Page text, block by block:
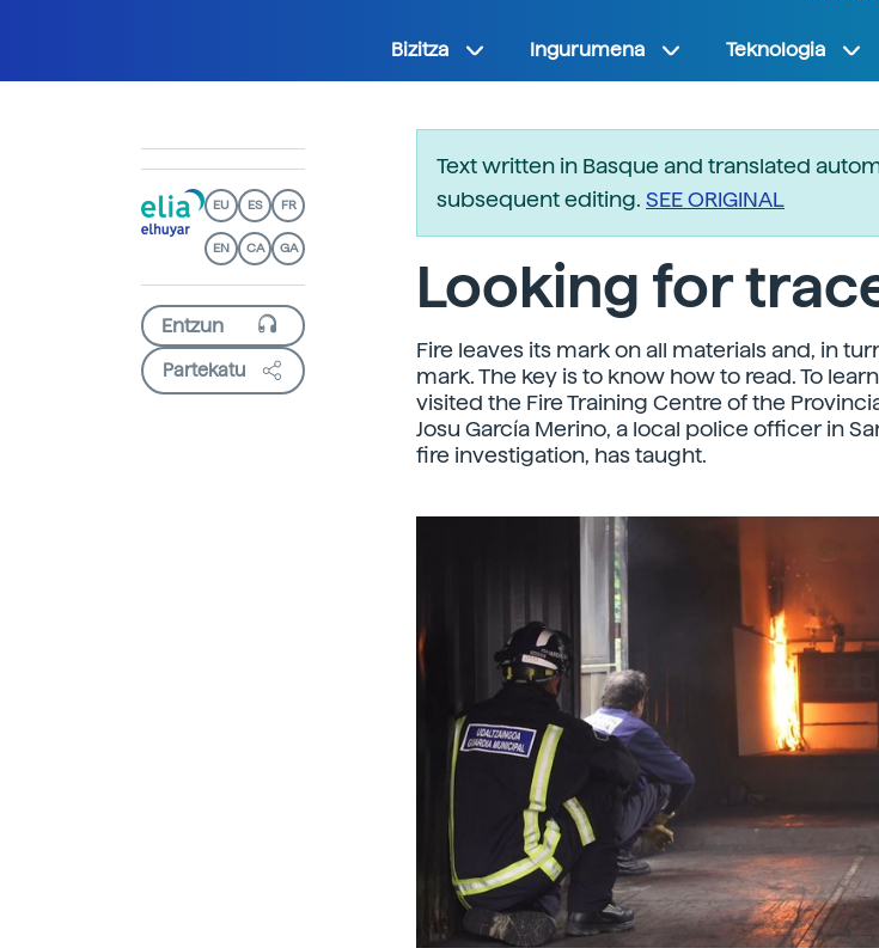
Bizitza Ingurumena Teknologia
EU ES FR
EN CA GA
Partekatu
Text written in Basque and translated
subsequent editing. SEE ORIGINAL
Looking for
Fire leaves its mark on all materials and, in
mark. The key is to know how to read. To
visited the Fire Training Centre of the
Josu García Merino, a local police officer in
fire investigation, has taught.